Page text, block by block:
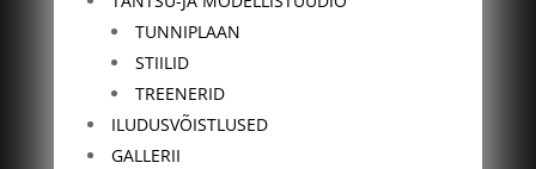
TUNNIPLAAN
STIILID
TREENERID
ILUDUSVÕISTLUSED
GALLERII